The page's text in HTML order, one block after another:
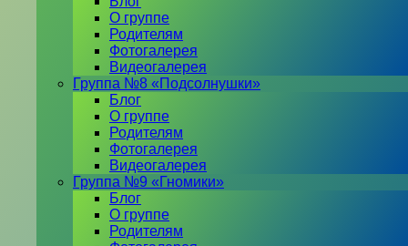
О группе
Родителям
Фотогалерея
Видеогалерея
Группа №8 «Подсолнушки»
Блог
О группе
Родителям
Фотогалерея
Видеогалерея
Группа №9 «Гномики»
Блог
О группе
Родителям